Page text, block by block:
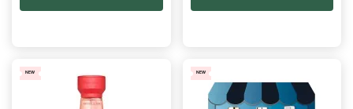
NEW NEW